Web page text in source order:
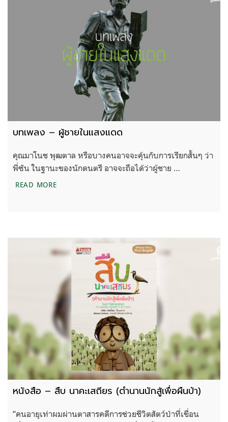
บทเพลง – ผู้ชายในแสงแดด
คุณมาโนช พุฒตาล หรือบางคนอาจจะคุ้นกับการเรียกสั้นๆ ว่า
พี่ซัน ในฐานะของนักดนตรี อาจจะถือได้ว่าผู้ชาย …
READ MOREบทเพลง – ผู้ชายในแสงแดด
หนังสือ – สืบ นาคะเสถียร (ตำนานนักสู้เพื่อผืนป่า)
“คนอายุเท่าผมผ่านตาสารคดีการช่วยชีวิตสัตว์ป่าที่เขื่อน